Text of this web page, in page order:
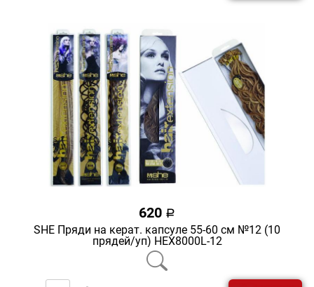
620 a
SHE Пряди на керат. капсуле 55-60 см №12 (10
прядей/уп) HEX8000L-12